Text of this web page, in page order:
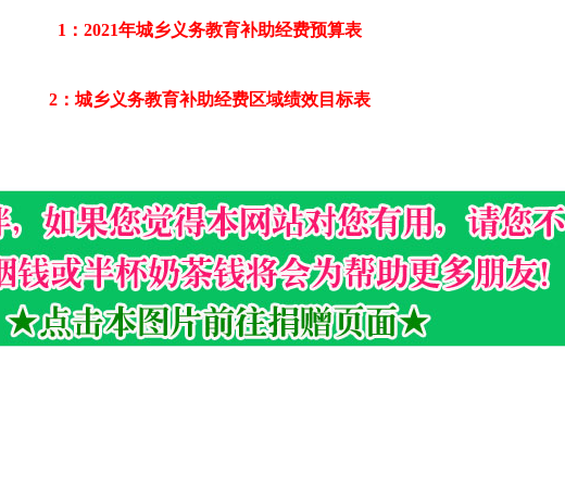
1：2021年城乡义务教育补助经费预算表
2：城乡义务教育补助经费区域绩效目标表